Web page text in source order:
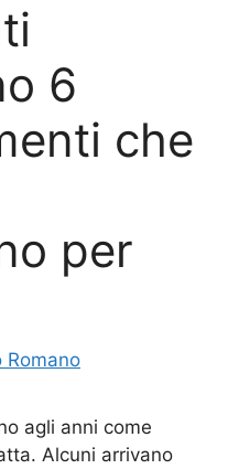
6
che
per
Romano
agli anni come
Alcuni arrivano